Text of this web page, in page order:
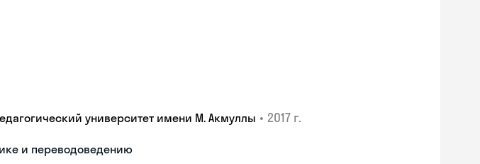
университет имени М. Акмуллы • 2017 г.
и переводоведению